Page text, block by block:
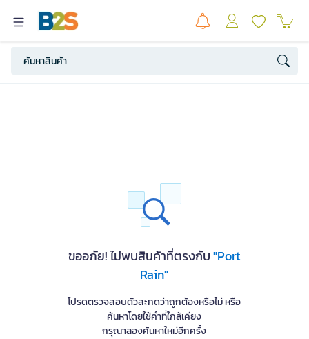
ขออภัย! ไม่พบสินค้าที่ตรงกับ"Port
Rain"
โปรดตรวจสอบตัวสะกดว่าถูกต้องหรือไม่ หรือ
ค้นหาโดยใช้คำที่ใกล้เคียง
กรุณาลองค้นหาใหม่อีกครั้ง